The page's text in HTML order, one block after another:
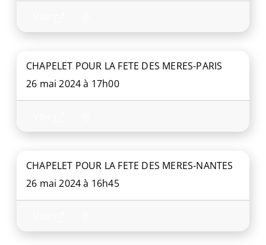
CHAPELET POUR LA FETE DES MERES-PARIS
26 mai 2024 à 17h00
CHAPELET POUR LA FETE DES MERES-NANTES
26 mai 2024 à 16h45